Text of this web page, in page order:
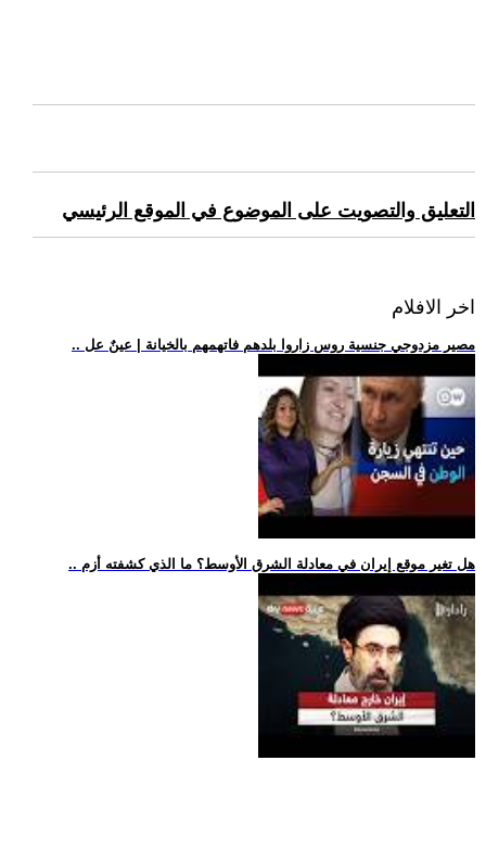
التعليق والتصويت على الموضوع في الموقع الرئيسي
اخر الافلام
.. مصير مزدوجي جنسية روس زاروا بلدهم فاتهمهم بالخيانة | عينٌ عل
.. هل تغير موقع إيران في معادلة الشرق الأوسط؟ ما الذي كشفته أزم